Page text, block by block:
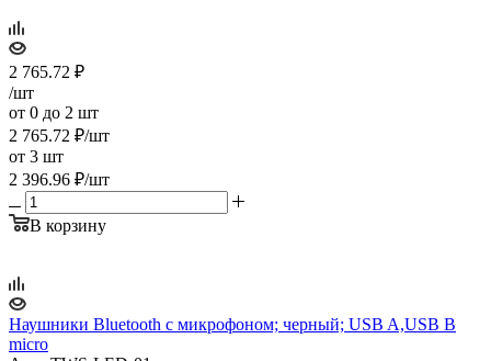
2 765.72 ₽
/шт
от 0 до 2 шт
2 765.72 ₽/шт
от 3 шт
2 396.96 ₽/шт
В корзину
Наушники Bluetooth с микрофоном; черный; USB A,USB B
micro